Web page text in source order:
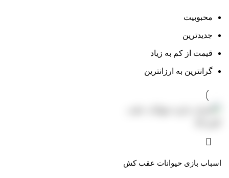
محبوبیت
جدیدترین
قیمت از کم به زیاد
گرانترین به ارزانترین
اسباب بازی حیوانات عقب کش